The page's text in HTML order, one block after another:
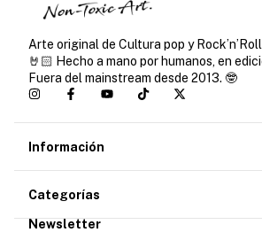
Arte original de Cultura pop y
🤘🏻 Hecho a mano por humanos, en
Fuera del mainstream desde 2013. 🤓
Información
Categorías
Newsletter